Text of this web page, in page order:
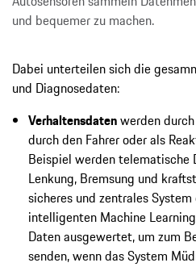
und bequemer zu machen.
Dabei unterteilen sich die
und Diagnosedaten:
Verhaltensdatenwerden
durch den Fahrer oder als
Beispiel werden
Lenkung, Bremsung und
sicheres und zentrales
intelligenten Machine
Daten ausgewertet, um zum
senden, wenn das System